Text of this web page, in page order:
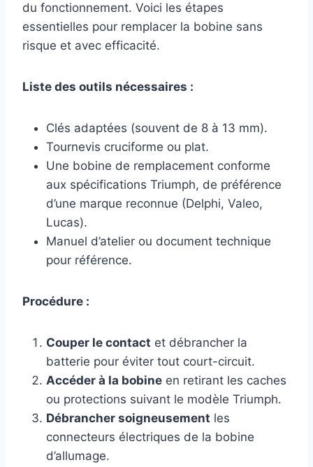
du fonctionnement. Voici les étapes
essentielles pour remplacer la bobine sans
risque et avec efficacité.
Liste des outils nécessaires :
Clés adaptées (souvent de 8 à 13 mm).
Tournevis cruciforme ou plat.
Une bobine de remplacement conforme
aux spécifications Triumph, de préférence
d’une marque reconnue (Delphi, Valeo,
Lucas).
Manuel d’atelier ou document technique
pour référence.
Procédure :
Couper le contact et débrancher la
batterie pour éviter tout court-circuit.
Accéder à la bobine en retirant les caches
ou protections suivant le modèle Triumph.
Débrancher soigneusement les
connecteurs électriques de la bobine
d’allumage.